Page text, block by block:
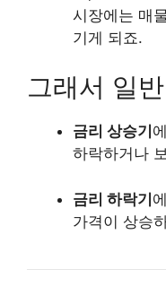
시장에는 매
기게 되죠.
그래서 일
금리 상승기
하락하거나
금리 하락기
가격이 상승